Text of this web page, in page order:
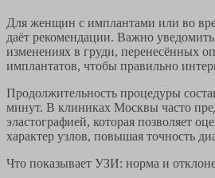
Для женщин с имплантами или во
даёт рекомендации. Важно
изменениях в груди, перенесённых
имплантатов, чтобы правильно
Продолжительность процедуры
минут. В клиниках Москвы часто
эластографией, которая позволяет
характер узлов, повышая точность
Что показывает УЗИ: норма и